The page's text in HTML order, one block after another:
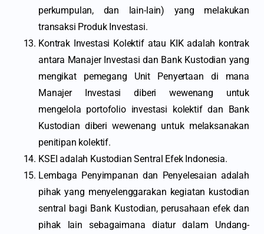
perkumpulan, dan lain-lain) yang melakukan
transaksi Produk Investasi.
Kontrak Investasi Kolektif atau KIK adalah kontrak
antara Manajer Investasi dan Bank Kustodian yang
mengikat pemegang Unit Penyertaan di mana
Manajer Investasi diberi wewenang untuk
mengelola portofolio investasi kolektif dan Bank
Kustodian diberi wewenang untuk melaksanakan
penitipan kolektif.
KSEI adalah Kustodian Sentral Efek Indonesia.
Lembaga Penyimpanan dan Penyelesaian adalah
pihak yang menyelenggarakan kegiatan kustodian
sentral bagi Bank Kustodian, perusahaan efek dan
pihak lain sebagaimana diatur dalam Undang-